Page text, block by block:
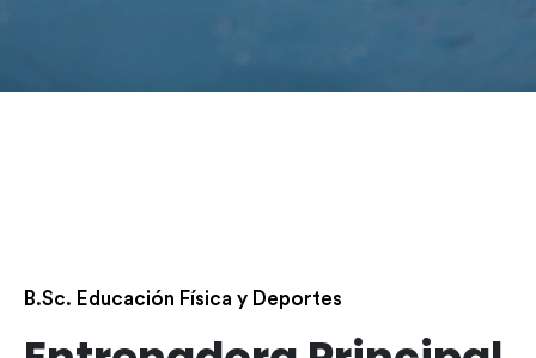
B.Sc. Educación Física y Deportes